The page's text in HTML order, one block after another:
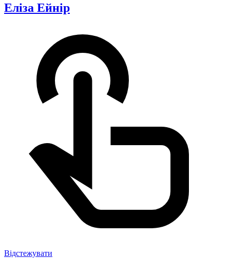
Еліза Ейнір
Відстежувати